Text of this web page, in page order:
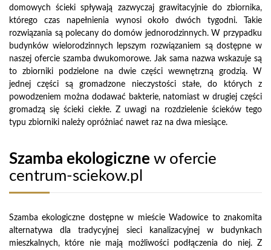
domowych ścieki spływają zazwyczaj grawitacyjnie do zbiornika,
którego czas napełnienia wynosi około dwóch tygodni. Takie
rozwiązania są polecany do domów jednorodzinnych. W przypadku
budynków wielorodzinnych lepszym rozwiązaniem są dostępne w
naszej ofercie szamba dwukomorowe. Jak sama nazwa wskazuje są
to zbiorniki podzielone na dwie części wewnętrzną grodzią. W
jednej części są gromadzone nieczystości stałe, do których z
powodzeniem można dodawać bakterie, natomiast w drugiej części
gromadzą się ścieki ciekłe. Z uwagi na rozdzielenie ścieków tego
typu zbiorniki należy opróżniać nawet raz na dwa miesiące.
Szamba ekologiczne w ofercie
centrum-sciekow.pl
Szamba ekologiczne dostępne w mieście Wadowice to znakomita
alternatywa dla tradycyjnej sieci kanalizacyjnej w budynkach
mieszkalnych, które nie mają możliwości podłączenia do niej. Z